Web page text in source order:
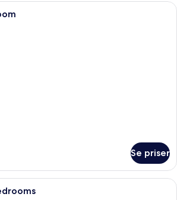
1 soverom, safe på rommet,
Se priser
Harmony Suite, 2 Bedrooms | Utsikt